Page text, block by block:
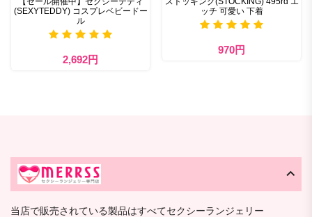
(SEXYTEDDY) コスプレベビードー
ル
2,692円
ッチ 可愛い 下着
970円
当店で販売されている製品はすべてセクシーランジェリー